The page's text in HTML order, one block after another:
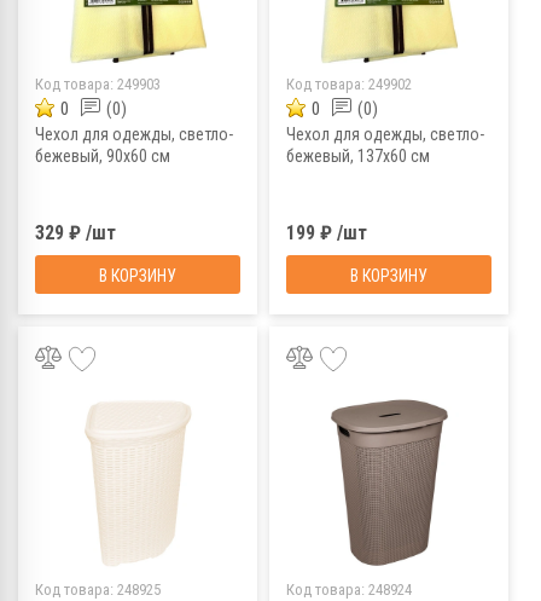
Код товара: 249903
0 (0)
Чехол для одежды, светло-
бежевый, 90х60 см
329 ₽ /шт
В КОРЗИНУ
Код товара: 249902
0 (0)
Чехол для одежды, светло-
бежевый, 137х60 см
199 ₽ /шт
В КОРЗИНУ
Код товара: 248925 Код товара: 248924